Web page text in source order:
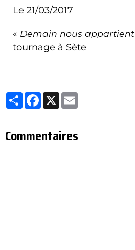
Le 21/03/2017
« Demain nous appartient
tournage à Sète
Partager
Facebook
X
Commentaires